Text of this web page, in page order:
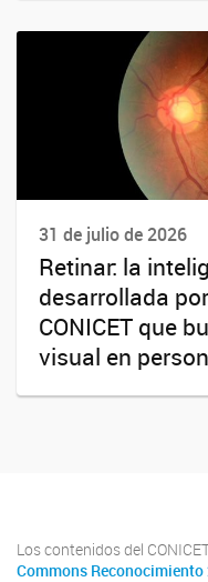
31 de julio de 2026
Retinar: la
desarrollada
CONICET que
visual en
Los contenidos del
Commons